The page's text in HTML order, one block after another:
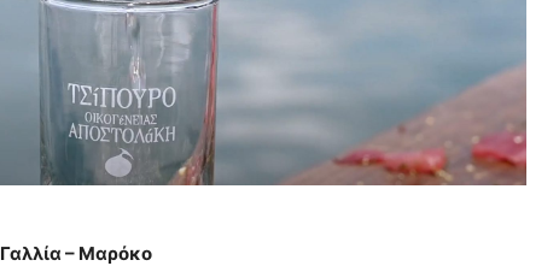
Γαλλία – Μαρόκο